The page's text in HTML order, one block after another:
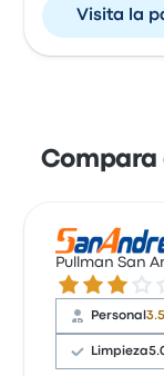
Visita la
Compara
Pullman San
3.2 de 5
Personal3.5
Limpieza